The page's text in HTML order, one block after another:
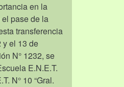
en la
pase de la
transferencia
y el 13 de
N° 1232, se
E.N.E.T.
N° 10 “Gral.